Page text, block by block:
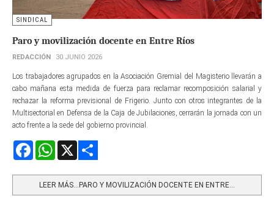
SINDICAL
Paro y movilización docente en Entre Ríos
REDACCIÓN 30 JUNIO 2026
Los trabajadores agrupados en la Asociación Gremial del Magisterio llevarán a
cabo mañana esta medida de fuerza para reclamar recomposición salarial y
rechazar la reforma previsional de Frigerio. Junto con otros integrantes de la
Multisectorial en Defensa de la Caja de Jubilaciones, cerrarán la jornada con un
acto frente a la sede del gobierno provincial.
FacebookWhatsApp
LEER MÁS…PARO Y MOVILIZACIÓN DOCENTE EN ENTRE...